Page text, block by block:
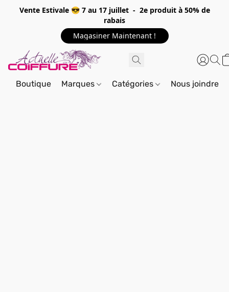
Vente Estivale 😎 7 au 17 juillet - 2e produit à 50% de
rabais
Magasiner Maintenant !
Boutique Marques Catégories Nous joindre